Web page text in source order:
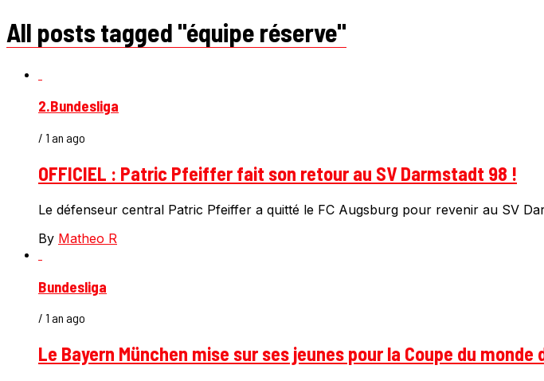
All posts tagged "équipe réserve"
2.Bundesliga
/ 1 an ago
OFFICIEL : Patric Pfeiffer fait son retour au SV Darmstadt 98 !
Le défenseur central Patric Pfeiffer a quitté le FC Augsburg pour revenir au SV
By Matheo R
Bundesliga
/ 1 an ago
Le Bayern München mise sur ses jeunes pour la Coupe du monde